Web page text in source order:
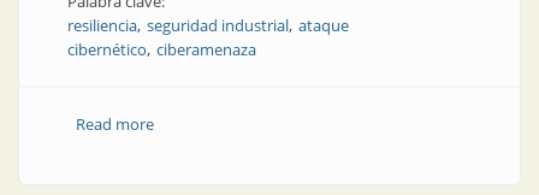
resiliencia seguridad industrial ataque
cibernético ciberamenaza
Read moreabout Cómo mitigar ciberataques contra los